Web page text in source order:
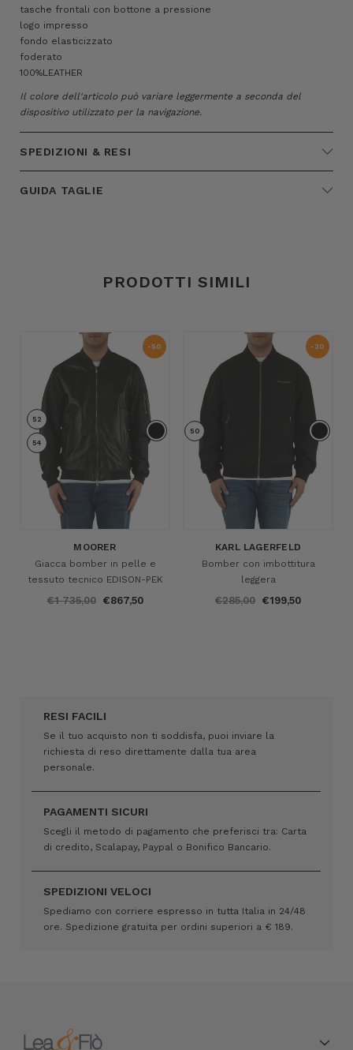
tasche frontali con bottone a pressione
logo impresso
fondo elasticizzato
foderato
100%LEATHER
Il colore dell'articolo può variare leggermente a seconda del
dispositivo utilizzato per la navigazione.
SPEDIZIONI & RESI
GUIDA TAGLIE
PRODOTTI SIMILI
-50
52
54
MOORER
Giacca bomber in pelle e
tessuto tecnico EDISON-PEK
€1 735,00 €867,50
-30
50
KARL LAGERFELD
Bomber con imbottitura
leggera
€285,00 €199,50
RESI FACILI
Se il tuo acquisto non ti soddisfa, puoi inviare la
richiesta di reso direttamente dalla tua area
personale.
PAGAMENTI SICURI
Scegli il metodo di pagamento che preferisci tra: Carta
di credito, Scalapay, Paypal o Bonifico Bancario.
SPEDIZIONI VELOCI
Spediamo con corriere espresso in tutta Italia in 24/48
ore. Spedizione gratuita per ordini superiori a € 189.